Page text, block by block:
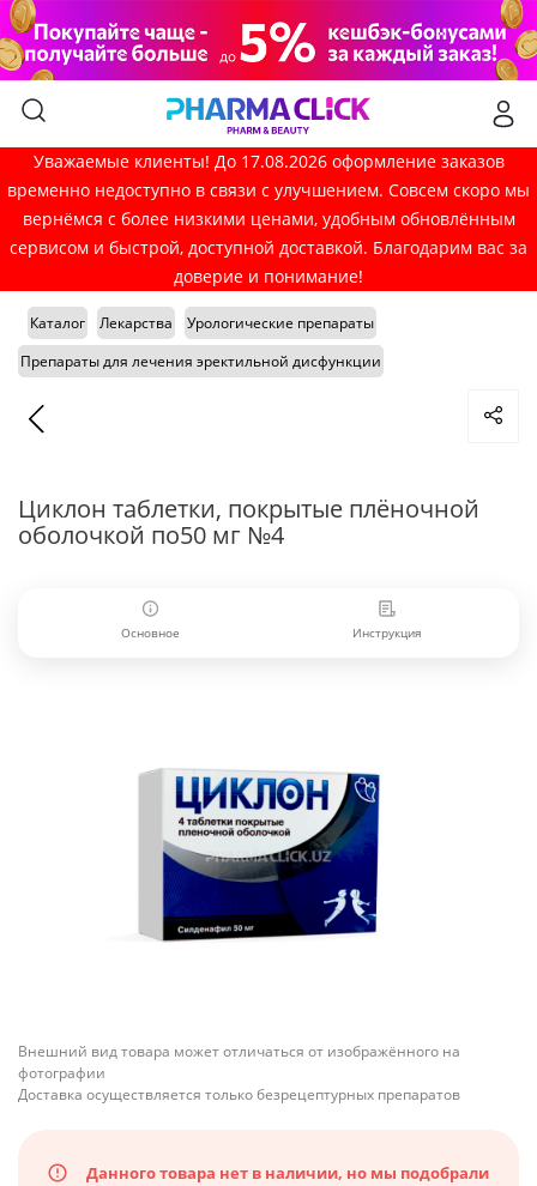
Уважаемые клиенты! До 17.08.2026 оформление заказов
временно недоступно в связи с улучшением. Совсем скоро мы
вернёмся с более низкими ценами, удобным обновлённым
сервисом и быстрой, доступной доставкой. Благодарим вас за
доверие и понимание!
Каталог Лекарства
Урологические препараты
Препараты для лечения эректильной дисфункции
Циклон таблетки, покрытые плёночной
оболочкой по50 мг №4
Основное Инструкция
Внешний вид товара может отличаться от изображённого на
фотографии
Доставка осуществляется только безрецептурных препаратов
Данного товара нет в наличии, но мы подобрали